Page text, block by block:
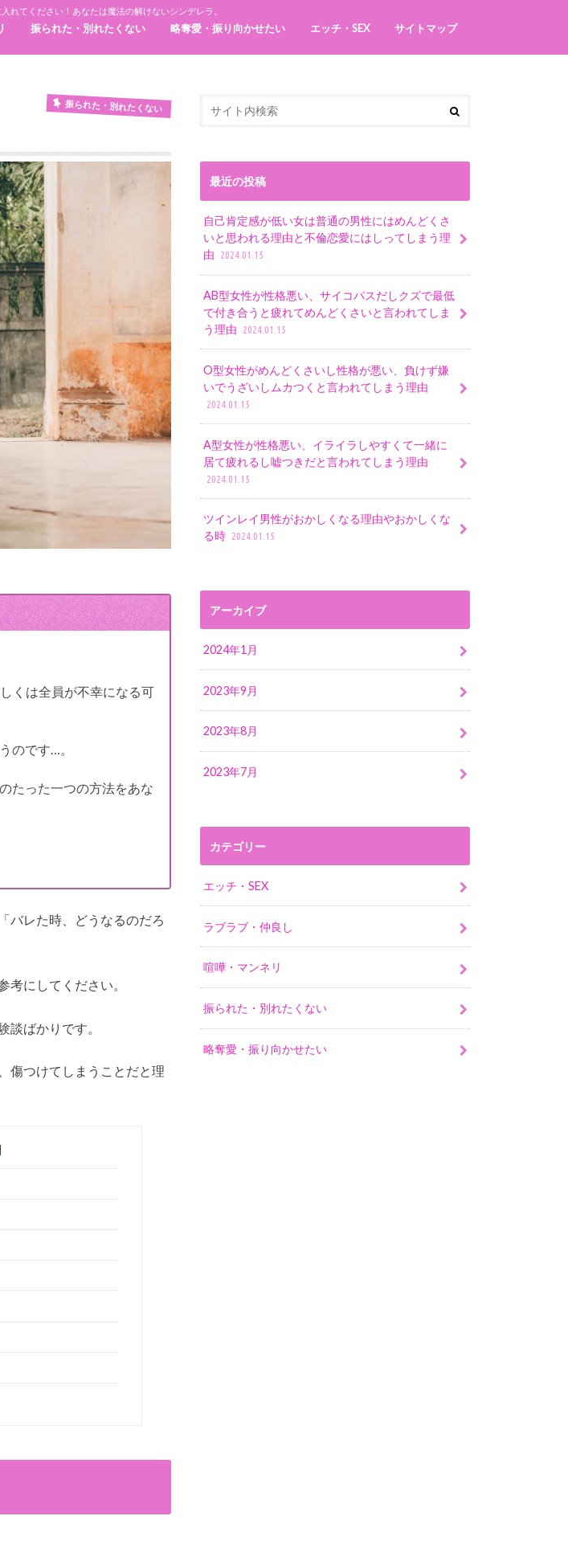
れてください！あなたは魔法の解けないシンデレラ。
振られた・別れたくない 略奪愛・振り向かせたい エッチ・SEX サイトマップ
振られた・別れたくない
くは全員が不幸になる可
のです…。
たった一つの方法をあな
バレた時、どうなるのだろ
にしてください。
談ばかりです。
傷つけてしまうことだと理
最近の投稿
自己肯定感が低い女は普通の男性にはめんどくさ
いと思われる理由と不倫恋愛にはしってしまう理
由
2024.01.15
AB型女性が性格悪い、サイコパスだしクズで最低
で付き合うと疲れてめんどくさいと言われてしま
う理由
2024.01.15
O型女性がめんどくさいし性格が悪い、負けず嫌
いでうざいしムカつくと言われてしまう理由
2024.01.15
A型女性が性格悪い、イライラしやすくて一緒に
居て疲れるし嘘つきだと言われてしまう理由
2024.01.15
ツインレイ男性がおかしくなる理由やおかしくな
る時 2024.01.15
アーカイブ
2024年1月
2023年9月
2023年8月
2023年7月
カテゴリー
エッチ・SEX
ラブラブ・仲良し
喧嘩・マンネリ
振られた・別れたくない
略奪愛・振り向かせたい